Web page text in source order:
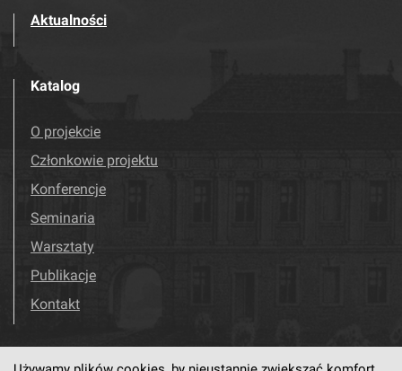
Aktualności
Katalog
O projekcie
Członkowie projektu
Konferencje
Seminaria
Warsztaty
Publikacje
Kontakt